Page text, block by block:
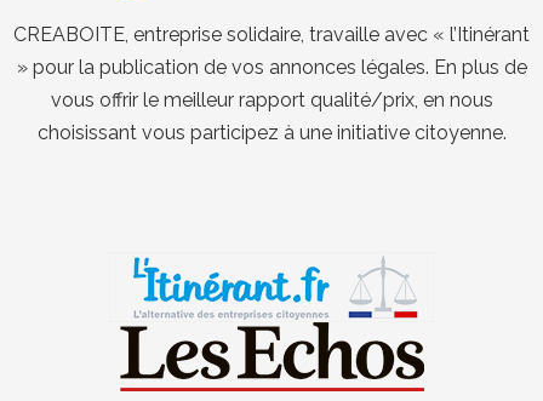
CREABOITE, entreprise solidaire, travaille avec « l’Itinérant
» pour la publication de vos annonces légales. En plus de
vous offrir le meilleur rapport qualité/prix, en nous
choisissant vous participez à une initiative citoyenne.